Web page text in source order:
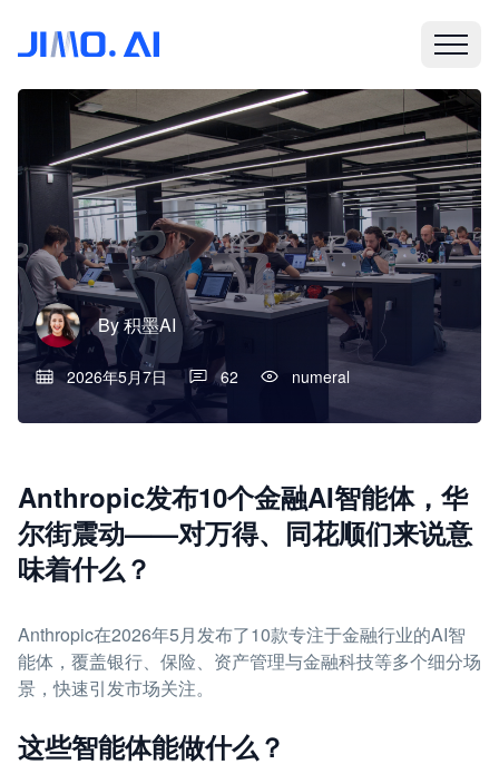
By积墨AI
2026年5月7日 62 numeral
Anthropic发布10个金融AI智能体，华
尔街震动——对万得、同花顺们来说意
味着什么？
Anthropic在2026年5月发布了10款专注于金融行业的AI智
能体，覆盖银行、保险、资产管理与金融科技等多个细分场
景，快速引发市场关注。
这些智能体能做什么？